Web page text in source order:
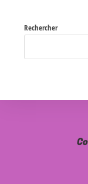
Rechercher